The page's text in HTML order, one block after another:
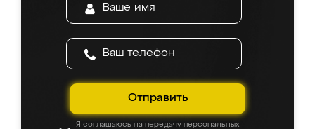
Отправить
Я соглашаюсь на передачу персональных